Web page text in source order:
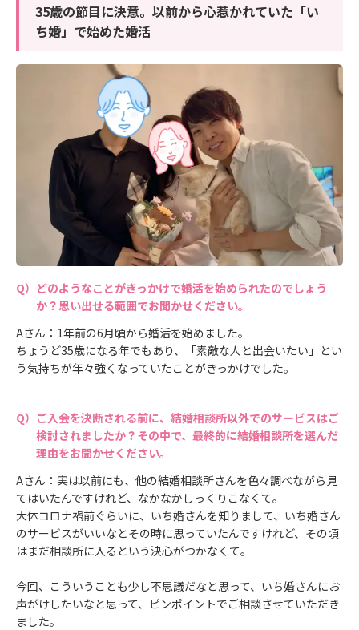
35歳の節目に決意。以前から心惹かれていた「い
ち婚」で始めた婚活
どのようなことがきっかけで婚活を始められたのでしょう
か？思い出せる範囲でお聞かせください。
Aさん：1年前の6月頃から婚活を始めました。
ちょうど35歳になる年でもあり、「素敵な人と出会いたい」とい
う気持ちが年々強くなっていたことがきっかけでした。
ご入会を決断される前に、結婚相談所以外でのサービスはご
検討されましたか？その中で、最終的に結婚相談所を選んだ
理由をお聞かせください。
Aさん：実は以前にも、他の結婚相談所さんを色々調べながら見
てはいたんですけれど、なかなかしっくりこなくて。
大体コロナ禍前ぐらいに、いち婚さんを知りまして、いち婚さん
のサービスがいいなとその時に思っていたんですけれど、その頃
はまだ相談所に入るという決心がつかなくて。
今回、こういうことも少し不思議だなと思って、いち婚さんにお
声がけしたいなと思って、ピンポイントでご相談させていただき
ました。